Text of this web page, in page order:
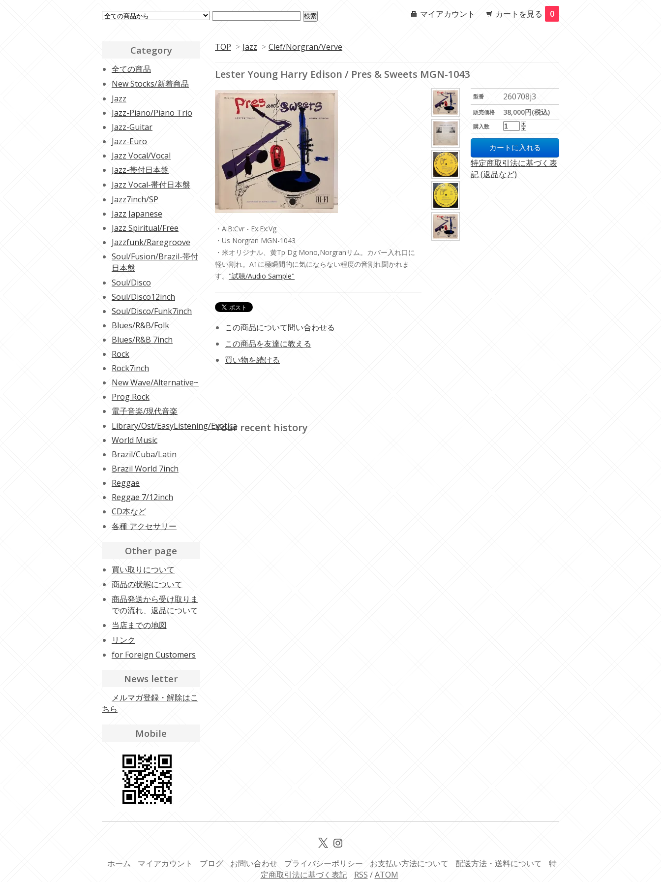
マイアカウント カートを見る 0
TOP > Jazz > Clef/Norgran/Verve
Lester Young Harry Edison / Pres & Sweets MGN-1043
型番 260708j3
販売価格 38,000円(税込)
購入数
特定商取引法に基づく表
記 (返品など)
・A:B:Cvr - Ex:Ex:Vg
・Us Norgran MGN-1043
・米オリジナル、黄Tp Dg Mono,Norgranリム。カバー入れ口に
軽い割れ。A1に極瞬間的に気にならない程度の音割れ聞かれま
す。 "試聴/Audio Sample"
この商品について問い合わせる
この商品を友達に教える
買い物を続ける
Your recent history
Category
全ての商品
New Stocks/新着商品
Jazz
Jazz-Piano/Piano Trio
Jazz-Guitar
Jazz-Euro
Jazz Vocal/Vocal
Jazz-帯付日本盤
Jazz Vocal-帯付日本盤
Jazz7inch/SP
Jazz Japanese
Jazz Spiritual/Free
Jazzfunk/Raregroove
Soul/Fusion/Brazil-帯付
日本盤
Soul/Disco
Soul/Disco12inch
Soul/Disco/Funk7inch
Blues/R&B/Folk
Blues/R&B 7inch
Rock
Rock7inch
New Wave/Alternative~
Prog Rock
電子音楽/現代音楽
Library/Ost/EasyListening/Exotica
World Music
Brazil/Cuba/Latin
Brazil World 7inch
Reggae
Reggae 7/12inch
CD本など
各種 アクセサリー
Other page
買い取りについて
商品の状態について
商品発送から受け取りま
での流れ、返品について
当店までの地図
リンク
for Foreign Customers
News letter
メルマガ登録・解除はこ
ちら
Mobile
ホーム マイアカウント ブログ お問い合わせ プライバシーポリシー お支払い方法について 配送方法・送料について
特
定商取引法に基づく表記
RSS /ATOM